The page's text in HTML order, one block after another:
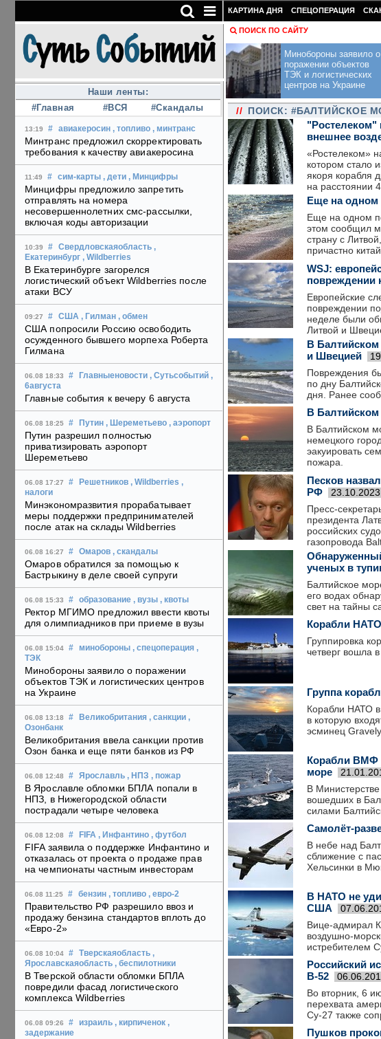
Наши ленты:
#Главная
#ВСЯ #Скандалы
13:19 # авиакеросин , топливо , минтранс
Минтранс предложил скорректировать
требования к качеству авиакеросина
11:49 # сим-карты , дети , Минцифры
Минцифры предложило запретить
отправлять на номера
несовершеннолетних смс-рассылки,
включая коды авторизации
10:39 # Свердловскаяобласть ,
Екатеринбург , Wildberries
В Екатеринбурге загорелся
логистический объект Wildberries после
атаки ВСУ
09:27 # США , Гилман , обмен
США попросили Россию освободить
осужденного бывшего морпеха Роберта
Гилмана
06.08 18:33 # Главныеновости , Сутьсобытий ,
6августа
Главные события к вечеру 6 августа
06.08 18:25 # Путин , Шереметьево , аэропорт
Путин разрешил полностью
приватизировать аэропорт
Шереметьево
06.08 17:27 # Решетников , Wildberries ,
налоги
Минэкономразвития прорабатывает
меры поддержки предпринимателей
после атак на склады Wildberries
06.08 16:27 # Омаров , скандалы
Омаров обратился за помощью к
Бастрыкину в деле своей супруги
06.08 15:33 # образование , вузы , квоты
Ректор МГИМО предложил ввести квоты
для олимпиадников при приеме в вузы
06.08 15:04 # минобороны , спецоперация ,
ТЭК
Минобороны заявило о поражении
объектов ТЭК и логистических центров
на Украине
06.08 13:18 # Великобритания , санкции ,
Озонбанк
Великобритания ввела санкции против
Озон банка и еще пяти банков из РФ
06.08 12:48 # Ярославль , НПЗ , пожар
В Ярославле обломки БПЛА попали в
НПЗ, в Нижегородской области
пострадали четыре человека
06.08 12:08 # FIFA , Инфантино , футбол
FIFA заявила о поддержке Инфантино и
отказалась от проекта о продаже прав
на чемпионаты частным инвесторам
06.08 11:25 # бензин , топливо , евро-2
Правительство РФ разрешило ввоз и
продажу бензина стандартов вплоть до
«Евро-2»
06.08 10:04 # Тверскаяобласть ,
Ярославскаяобласть , беспилотники
В Тверской области обломки БПЛА
повредили фасад логистического
комплекса Wildberries
06.08 09:26 # израиль , кирпиченок ,
задержание
КАРТИНА ДНЯ СПЕЦОПЕРАЦИЯ
ПОИСК ПО САЙТУ
Минобороны заявило о
поражении объектов
ТЭК и логистических
центров на Украине
// ПОИСК: #БАЛТИЙСКОЕ
"Ростелеком"
внешнее
«Ростелеком»
котором стало
якоря корабля
на расстоянии
Еще на одном
Еще на одном
этом сообщил
страну с
причастно
WSJ:
повреждении
Европейские
повреждении
неделе были
Литвой и
В
и Швецией
Повреждения
по дну
дня. Ранее
В Балтийском
В Балтийском
немецкого
эакуировать
пожара.
Песков
РФ
23.10.2023
Пресс-
президента
российских
газопровода
ученых в
Балтийское
его водах
свет на тайны
Корабли
Группировка
четверг вошла
Группа
Корабли НАТО в
в которую
эсминец Gravely.
Корабли ВМФ
море
В
вошедших в
силами
Самолёт-
В небе над
сближение с
Хельсинки в
В НАТО не
США
Вице-адмирал
воздушно-
истребителем
Российский
В-52
Во вторник, 6
перехвата
Су-27 также
Пушков